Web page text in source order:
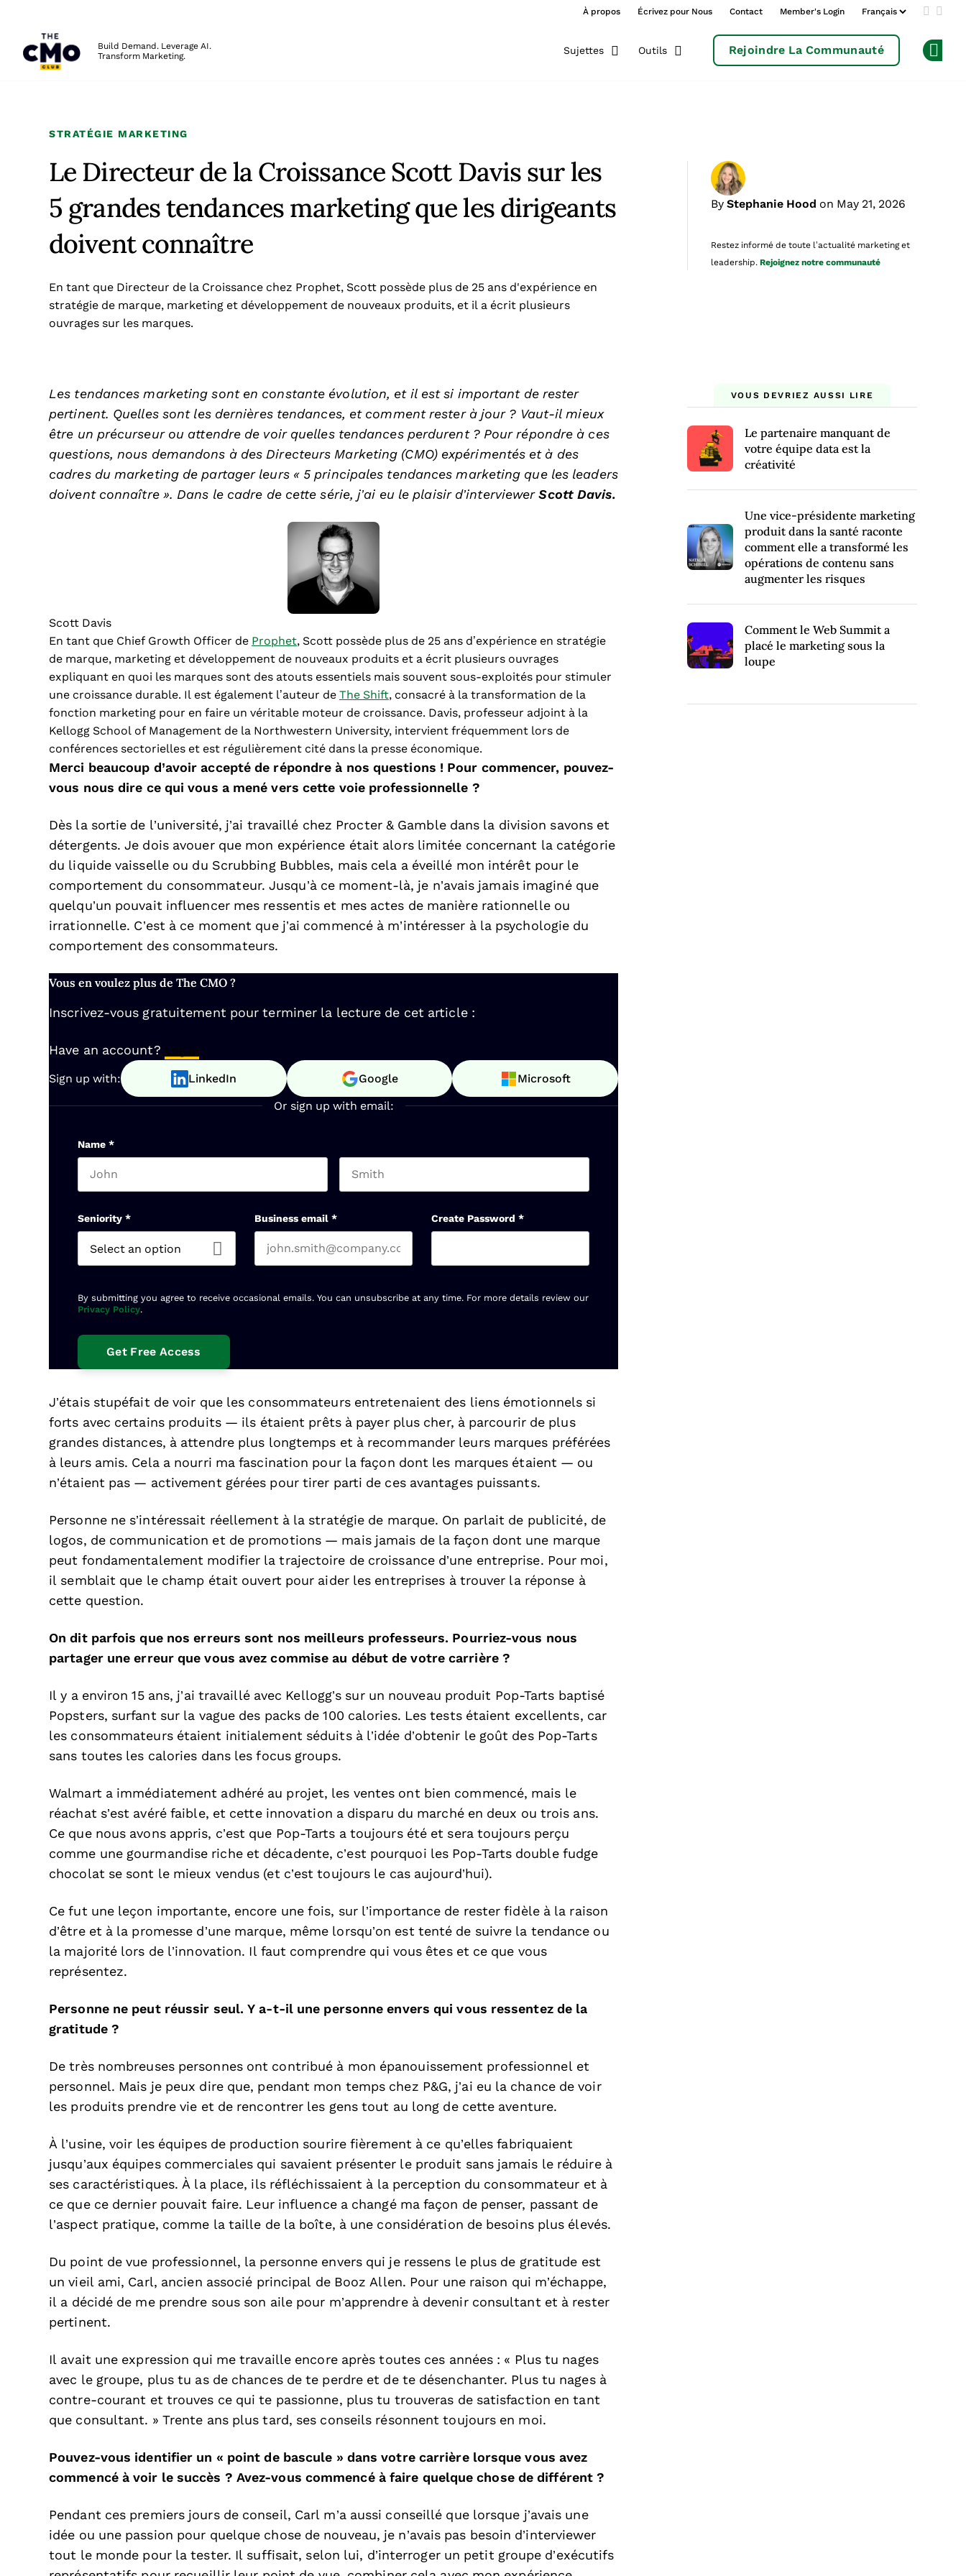
À propos Écrivez pour Nous Contact Member's Login Add us
Build Demand. Leverage AI.
Transform Marketing.
Sujettes Outils Rejoindre La Communauté
STRATÉGIE MARKETING
Le Directeur de la Croissance Scott Davis sur les
5 grandes tendances marketing que les dirigeants
doivent connaître
By Stephanie Hood on May 21, 2026
Restez informé de toute l’actualité marketing et
leadership. Rejoignez notre communauté
En tant que Directeur de la Croissance chez Prophet, Scott possède plus de 25 ans d'expérience en
stratégie de marque, marketing et développement de nouveaux produits, et il a écrit plusieurs
ouvrages sur les marques.
Les tendances marketing sont en constante évolution, et il est si important de rester
pertinent. Quelles sont les dernières tendances, et comment rester à jour ? Vaut-il mieux
être un précurseur ou attendre de voir quelles tendances perdurent ? Pour répondre à ces
questions, nous demandons à des Directeurs Marketing (CMO) expérimentés et à des
cadres du marketing de partager leurs « 5 principales tendances marketing que les leaders
doivent connaître ». Dans le cadre de cette série, j’ai eu le plaisir d’interviewerScott Davis.
Scott Davis
En tant que Chief Growth Officer de Prophet, Scott possède plus de 25 ans d’expérience en stratégie
de marque, marketing et développement de nouveaux produits et a écrit plusieurs ouvrages
expliquant en quoi les marques sont des atouts essentiels mais souvent sous-exploités pour stimuler
une croissance durable. Il est également l’auteur de The Shift, consacré à la transformation de la
fonction marketing pour en faire un véritable moteur de croissance. Davis, professeur adjoint à la
Kellogg School of Management de la Northwestern University, intervient fréquemment lors de
conférences sectorielles et est régulièrement cité dans la presse économique.
Merci beaucoup d’avoir accepté de répondre à nos questions ! Pour commencer, pouvez-
vous nous dire ce qui vous a mené vers cette voie professionnelle ?
Dès la sortie de l’université, j’ai travaillé chez Procter & Gamble dans la division savons et
détergents. Je dois avouer que mon expérience était alors limitée concernant la catégorie
du liquide vaisselle ou du Scrubbing Bubbles, mais cela a éveillé mon intérêt pour le
comportement du consommateur. Jusqu’à ce moment-là, je n’avais jamais imaginé que
quelqu’un pouvait influencer mes ressentis et mes actes de manière rationnelle ou
irrationnelle. C’est à ce moment que j’ai commencé à m’intéresser à la psychologie du
comportement des consommateurs.
Vous en voulez plus de The CMO ?
Inscrivez-vous gratuitement pour terminer la lecture de cet article :
Have an account? Log In
Sign up with: LinkedIn Google Microsoft
Or sign up with email:
Name *
Seniority * Business email * Create Password *
By submitting you agree to receive occasional emails. You can unsubscribe at any time. For more details review our
Privacy Policy.
J’étais stupéfait de voir que les consommateurs entretenaient des liens émotionnels si
forts avec certains produits — ils étaient prêts à payer plus cher, à parcourir de plus
grandes distances, à attendre plus longtemps et à recommander leurs marques préférées
à leurs amis. Cela a nourri ma fascination pour la façon dont les marques étaient — ou
n’étaient pas — activement gérées pour tirer parti de ces avantages puissants.
Personne ne s’intéressait réellement à la stratégie de marque. On parlait de publicité, de
logos, de communication et de promotions — mais jamais de la façon dont une marque
peut fondamentalement modifier la trajectoire de croissance d’une entreprise. Pour moi,
il semblait que le champ était ouvert pour aider les entreprises à trouver la réponse à
cette question.
On dit parfois que nos erreurs sont nos meilleurs professeurs. Pourriez-vous nous
partager une erreur que vous avez commise au début de votre carrière ?
Il y a environ 15 ans, j’ai travaillé avec Kellogg’s sur un nouveau produit Pop-Tarts baptisé
Popsters, surfant sur la vague des packs de 100 calories. Les tests étaient excellents, car
les consommateurs étaient initialement séduits à l’idée d’obtenir le goût des Pop-Tarts
sans toutes les calories dans les focus groups.
Walmart a immédiatement adhéré au projet, les ventes ont bien commencé, mais le
réachat s’est avéré faible, et cette innovation a disparu du marché en deux ou trois ans.
Ce que nous avons appris, c’est que Pop-Tarts a toujours été et sera toujours perçu
comme une gourmandise riche et décadente, c’est pourquoi les Pop-Tarts double fudge
chocolat se sont le mieux vendus (et c’est toujours le cas aujourd’hui).
Ce fut une leçon importante, encore une fois, sur l’importance de rester fidèle à la raison
d’être et à la promesse d’une marque, même lorsqu’on est tenté de suivre la tendance ou
la majorité lors de l’innovation. Il faut comprendre qui vous êtes et ce que vous
représentez.
Personne ne peut réussir seul. Y a-t-il une personne envers qui vous ressentez de la
gratitude ?
De très nombreuses personnes ont contribué à mon épanouissement professionnel et
personnel. Mais je peux dire que, pendant mon temps chez P&G, j’ai eu la chance de voir
les produits prendre vie et de rencontrer les gens tout au long de cette aventure.
À l’usine, voir les équipes de production sourire fièrement à ce qu’elles fabriquaient
jusqu’aux équipes commerciales qui savaient présenter le produit sans jamais le réduire à
ses caractéristiques. À la place, ils réfléchissaient à la perception du consommateur et à
ce que ce dernier pouvait faire. Leur influence a changé ma façon de penser, passant de
l’aspect pratique, comme la taille de la boîte, à une considération de besoins plus élevés.
Du point de vue professionnel, la personne envers qui je ressens le plus de gratitude est
un vieil ami, Carl, ancien associé principal de Booz Allen. Pour une raison qui m’échappe,
il a décidé de me prendre sous son aile pour m’apprendre à devenir consultant et à rester
pertinent.
Il avait une expression qui me travaille encore après toutes ces années : « Plus tu nages
avec le groupe, plus tu as de chances de te perdre et de te désenchanter. Plus tu nages à
contre-courant et trouves ce qui te passionne, plus tu trouveras de satisfaction en tant
que consultant. » Trente ans plus tard, ses conseils résonnent toujours en moi.
Pouvez-vous identifier un « point de bascule » dans votre carrière lorsque vous avez
commencé à voir le succès ? Avez-vous commencé à faire quelque chose de différent ?
Pendant ces premiers jours de conseil, Carl m’a aussi conseillé que lorsque j’avais une
idée ou une passion pour quelque chose de nouveau, je n’avais pas besoin d’interviewer
tout le monde pour la tester. Il suffisait, selon lui, d’interroger un petit groupe d’exécutifs
VOUS DEVRIEZ AUSSI LIRE
Le partenaire manquant de
votre équipe data est la
créativité
Une vice-présidente marketing
produit dans la santé raconte
comment elle a transformé les
opérations de contenu sans
augmenter les risques
Comment le Web Summit a
placé le marketing sous la
loupe